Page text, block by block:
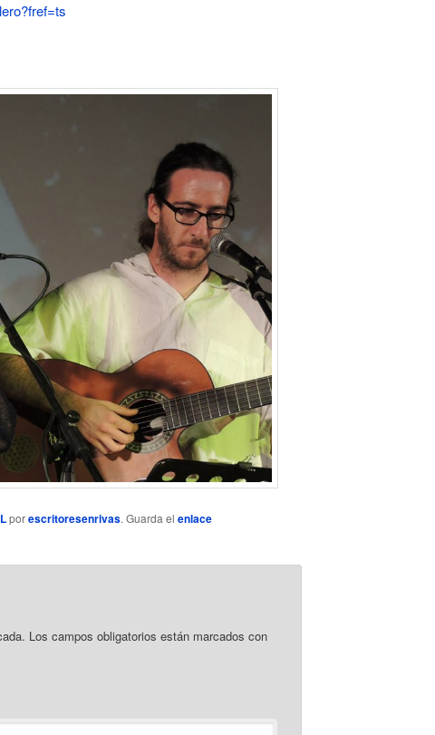
porescritoresenrivas. Guarda el enlace
Los campos obligatorios están marcados con